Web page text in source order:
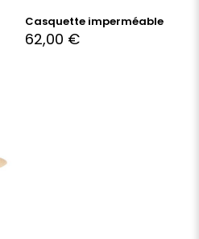
Casquette imperméable
62,00 €